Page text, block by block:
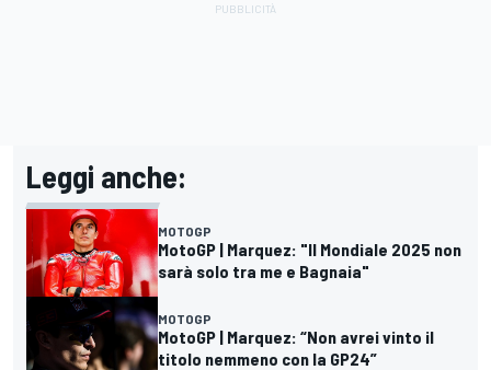
Leggi anche:
MOTOGP
MotoGP | Marquez: "Il Mondiale 2025 non
sarà solo tra me e Bagnaia"
MOTOGP
MotoGP | Marquez: “Non avrei vinto il
titolo nemmeno con la GP24”